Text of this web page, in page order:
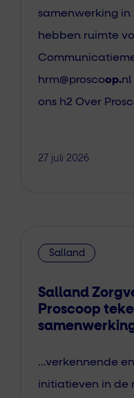
samenwerking in
hebben ruimte
hrm@proscoop.nl
ons h2 Over
27 juli 2026
Salland
Salland
Proscoop
…verkennende
initiatieven in de